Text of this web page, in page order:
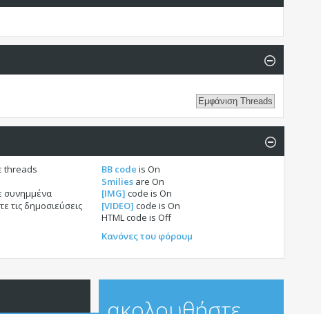
threads
συνημμένα
τις δημοσιεύσεις
BB code is On
Smiliesare On
[IMG] code is On
[VIDEO] code is On
HTML code is Off
Κανόνες του φόρουμ